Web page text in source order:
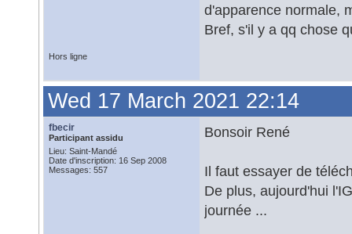
d'apparence normale,
Bref, s'il y a qq chose
Hors ligne
Wed 17 March 2021 22:14
fbecir
Participant assidu
Lieu: Saint-Mandé
Date d'inscription: 16 Sep 2008
Messages: 557
Bonsoir René
Il faut essayer de
De plus, aujourd'hui
journée ...